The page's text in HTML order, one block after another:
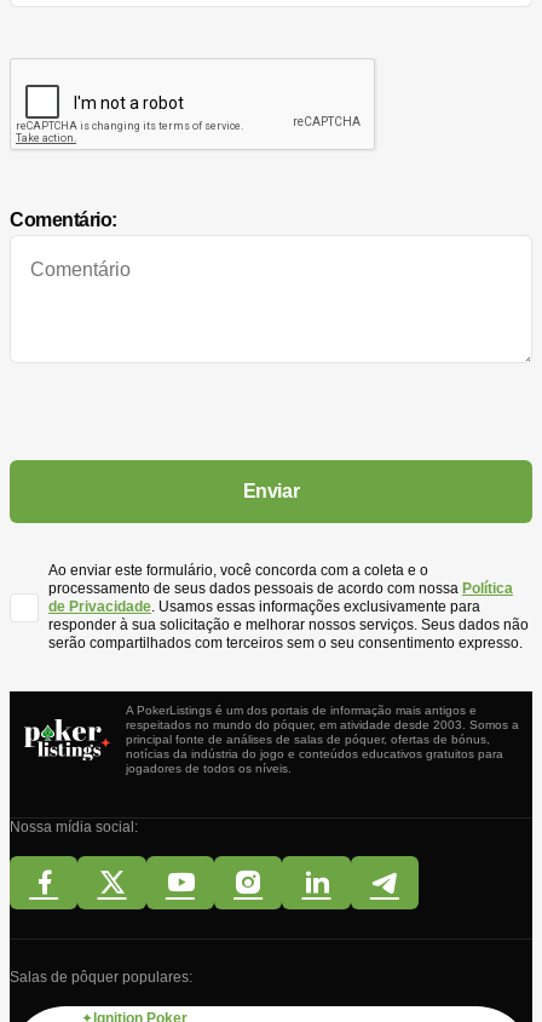
Comentário:
Ao enviar este formulário, você concorda com a coleta e o
processamento de seus dados pessoais de acordo com nossa Política
de Privacidade. Usamos essas informações exclusivamente para
responder à sua solicitação e melhorar nossos serviços. Seus dados não
serão compartilhados com terceiros sem o seu consentimento expresso.
A PokerListings é um dos portais de informação mais antigos e
respeitados no mundo do póquer, em atividade desde 2003. Somos a
principal fonte de análises de salas de póquer, ofertas de bónus,
notícias da indústria do jogo e conteúdos educativos gratuitos para
jogadores de todos os níveis.
Nossa mídia social:
Salas de pôquer populares: